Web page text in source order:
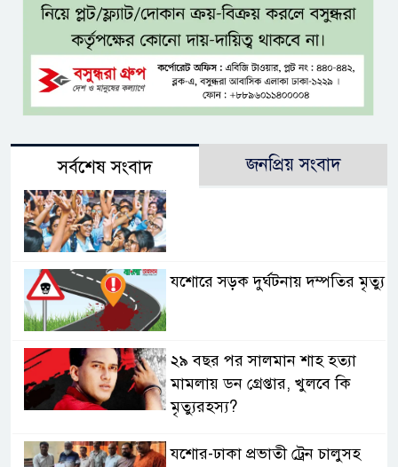
সর্বশেষ সংবাদ জনপ্রিয় সংবাদ
যশোরে সড়ক দুর্ঘটনায় দম্পতির মৃত্যু
২৯ বছর পর সালমান শাহ হত্যা
মামলায় ডন গ্রেপ্তার, খুলবে কি
মৃত্যুরহস্য?
যশোর-ঢাকা প্রভাতী ট্রেন চালুসহ